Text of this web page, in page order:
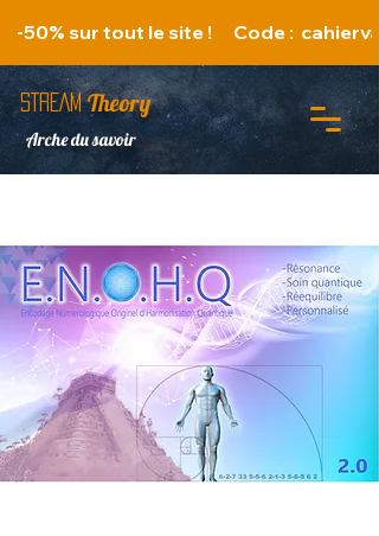
-50% sur tout le site !      Code :
STREAM Theory
Arche du savoir